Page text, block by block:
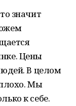
значит
Цены
В целом
Мы
к себе.